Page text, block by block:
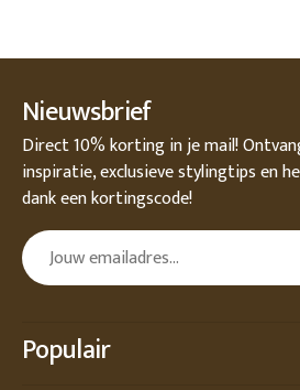
Nieuwsbrief
Direct 10% korting in je mail!
inspiratie, exclusieve stylingtips en
dank een kortingscode!
Populair